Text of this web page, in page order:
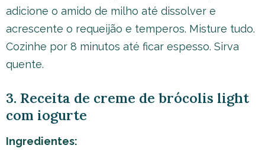
adicione o amido de milho até dissolver e
acrescente o requeijão e temperos. Misture tudo.
Cozinhe por 8 minutos até ficar espesso. Sirva
quente.
3. Receita de creme de brócolis light
com iogurte
Ingredientes: